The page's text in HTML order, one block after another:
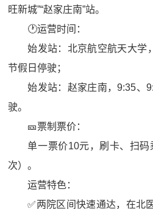
旺新城”“赵家庄南”站。
🕐运营时间：
始发站：北京航空航天大学
节假日停驶；
始发站：赵家庄南，9:35、
驶。
🎫票制票价：
单一票价10元，刷卡、扫
次）。
运营特色：
✅两院区间快速通达，在北